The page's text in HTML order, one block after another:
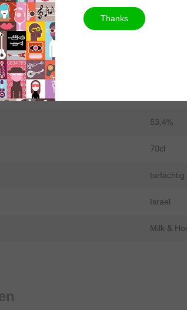
vaten die vroeger werden gebruikt voor het
tradities van het maken van whisky en het oude
en zachte toetsen van
met gele custard en grof zeezout.
Matcha thee, rijpe ananas met een toets
53,4%
70cl
Israel
Milk &
Thanks